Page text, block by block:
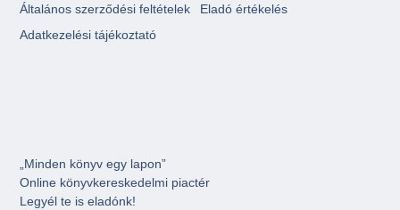
„Minden könyv egy lapon”
Online könyvkereskedelmi piactér
Legyél te is eladónk!
Eladó értékelés
Általános szerződési feltételek
Adatkezelési tájékoztató